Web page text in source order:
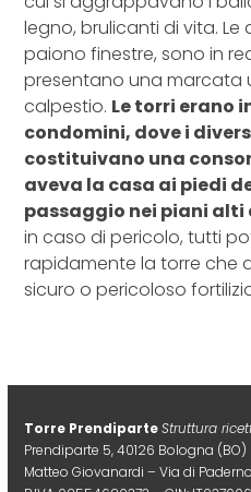
legno, brulicanti di vita. Le
paiono finestre, sono in
presentano una marcata
calpestio. Le torri erano
condomini, dove i
costituivano una
aveva la casa ai piedi
passaggio nei piani alti
in caso di pericolo, tutti
rapidamente la torre che
sicuro o pericoloso
Torre Prendiparte Struttura
Prendiparte 5, 40126 Bologna (BO)
Matteo Giovanardi – Via di